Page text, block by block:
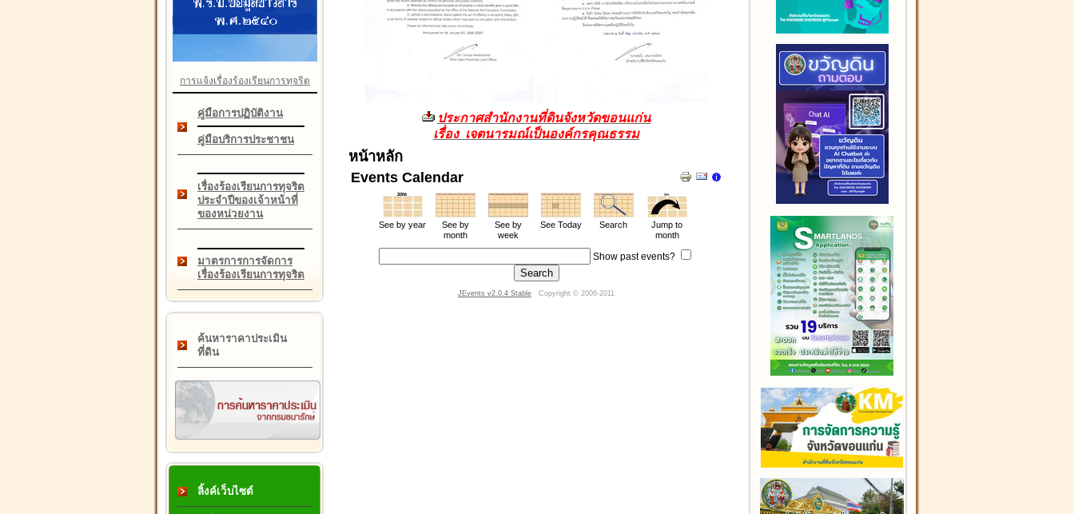
การแจ้งเรื่องร้องเรียนการทุจริต
คู่มือการปฏิบัติงาน
คู่มือบริการประชาชน
เรื่องร้องเรียนการทุจริต
ประจำปีของเจ้าหน้าที่
ของหน่วยงาน
มาตรการการจัดการ
เรื่องร้องเรียนการทุจริต
ค้นหาราคาประเมิน
ที่ดิน
ลิ้งค์เว็บไซต์
ประกาศสำนักงานที่ดินจังหวัดขอนแก่น
เรื่อง เจตนารมณ์เป็นองค์กรคุณธรรม
หน้าหลัก
Events Calendar
See by year
See by
month
See by
week
See Today Search
Jump to
month
Show past events?
JEvents v2.0.4 Stable Copyright © 2006-2011